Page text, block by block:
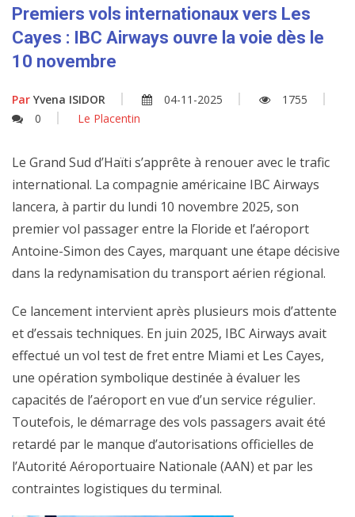
Premiers vols internationaux vers Les
Cayes : IBC Airways ouvre la voie dès le
10 novembre
Par Yvena ISIDOR 04-11-2025
1755
0
Le Placentin
Le Grand Sud d’Haïti s’apprête à renouer avec le trafic
international. La compagnie américaine IBC Airways
lancera, à partir du lundi 10 novembre 2025, son
premier vol passager entre la Floride et l’aéroport
Antoine-Simon des Cayes, marquant une étape décisive
dans la redynamisation du transport aérien régional.
Ce lancement intervient après plusieurs mois d’attente
et d’essais techniques. En juin 2025, IBC Airways avait
effectué un vol test de fret entre Miami et Les Cayes,
une opération symbolique destinée à évaluer les
capacités de l’aéroport en vue d’un service régulier.
Toutefois, le démarrage des vols passagers avait été
retardé par le manque d’autorisations officielles de
l’Autorité Aéroportuaire Nationale (AAN) et par les
contraintes logistiques du terminal.